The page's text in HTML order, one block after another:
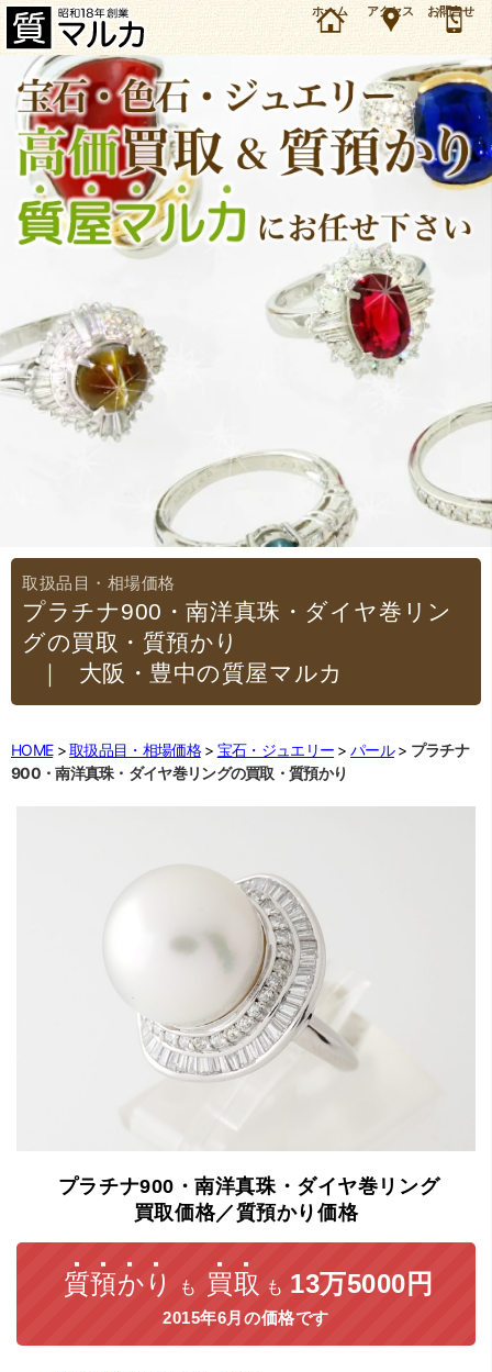
大阪・箕面市のお客様よりプラチナ900・南洋真珠・ダイヤ巻リングを13万5000円で買取・質
預かりしました。宝石／パール・ジュエリーの買取＆質預かり・質入れは大阪・豊中の質屋マ
ルカにお任せ下さい。（2015年6月時点の価格です）
ホーム アクセス お問合せ
プラチナ900・南洋真珠・ダイヤ巻リン
グの買取・質預かり
｜大阪・豊中の質屋マルカ
HOME 取扱品目・相場価格 宝石・ジュエリー パール
プラチナ
900・南洋真珠・ダイヤ巻リングの買取・質預かり
プラチナ900・南洋真珠・ダイヤ巻リング
買取価格／質預かり価格
質預かり も 買取 も 13万5000円
2015年6月の価格です